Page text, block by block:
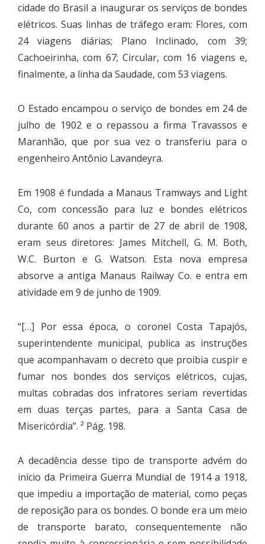
cidade do Brasil a inaugurar os serviços de bondes
elétricos. Suas linhas de tráfego eram: Flores, com
24 viagens diárias; Plano Inclinado, com 39;
Cachoeirinha, com 67; Circular, com 16 viagens e,
finalmente, a linha da Saudade, com 53 viagens.
O Estado encampou o serviço de bondes em 24 de
julho de 1902 e o repassou a firma Travassos e
Maranhão, que por sua vez o transferiu para o
engenheiro Antônio Lavandeyra.
Em 1908 é fundada a Manaus Tramways and Light
Co, com concessão para luz e bondes elétricos
durante 60 anos a partir de 27 de abril de 1908,
eram seus diretores: James Mitchell, G. M. Both,
W.C. Burton e G. Watson. Esta nova empresa
absorve a antiga Manaus Railway Co. e entra em
atividade em 9 de junho de 1909.
“[…] Por essa época, o coronel Costa Tapajós,
superintendente municipal, publica as instruções
que acompanhavam o decreto que proibia cuspir e
fumar nos bondes dos serviços elétricos, cujas,
multas cobradas dos infratores seriam revertidas
em duas terças partes, para a Santa Casa de
Misericórdia”. ² Pág. 198.
A decadência desse tipo de transporte advém do
início da Primeira Guerra Mundial de 1914 a 1918,
que impediu a importação de material, como peças
de reposição para os bondes. O bonde era um meio
de transporte barato, consequentemente não